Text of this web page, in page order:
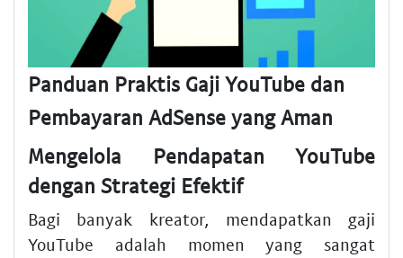
Panduan Praktis Gaji YouTube dan
Pembayaran AdSense yang Aman
Mengelola Pendapatan YouTube
dengan Strategi Efektif
Bagi banyak kreator, mendapatkan gaji
YouTube adalah momen yang sangat